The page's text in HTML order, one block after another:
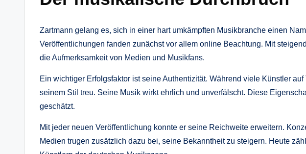
Zartmann gelang es, sich in einer hart umkämpften Musikbranche einen
Veröffentlichungen fanden zunächst vor allem online Beachtung. Mit
die Aufmerksamkeit von Medien und Musikfans.
Ein wichtiger Erfolgsfaktor ist seine Authentizität. Während viele Künstler
seinem Stil treu. Seine Musik wirkt ehrlich und unverfälscht. Diese
geschätzt.
Mit jeder neuen Veröffentlichung konnte er seine Reichweite erweitern.
Medien trugen zusätzlich dazu bei, seine Bekanntheit zu steigern. Heute